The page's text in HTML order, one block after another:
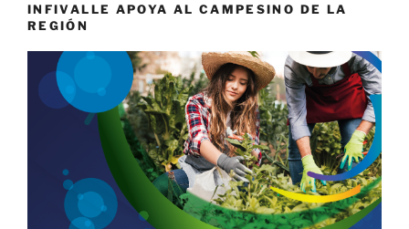
INFIVALLE APOYA AL CAMPESINO DE LA
REGIÓN